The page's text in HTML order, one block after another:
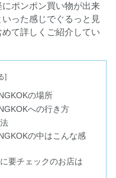
ポンポン買い物が出来
った感じでぐるっと見
て詳しくご紹介してい
の場所
への行き方
の中はこんな感
要チェックのお店は